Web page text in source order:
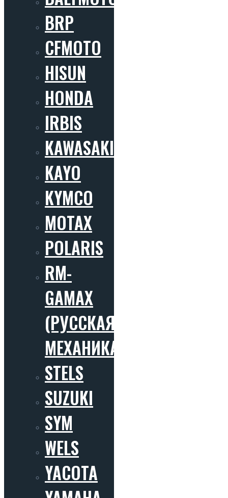
BRP
CFMOTO
HISUN
HONDA
IRBIS
KAWASAKI
KAYO
KYMCO
MOTAX
POLARIS
RM-
GAMAX
(РУССКАЯ
МЕХАНИКА)
STELS
SUZUKI
SYM
WELS
YACOTA